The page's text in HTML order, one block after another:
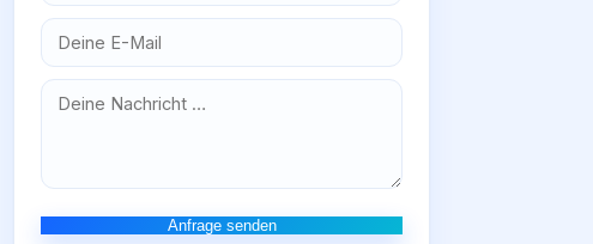
Anfrage senden